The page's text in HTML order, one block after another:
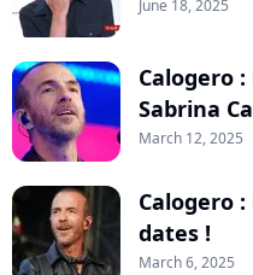
June 18, 2025
Calogero
Sabrina
March 12, 2025
Calogero
dates !
March 6, 2025